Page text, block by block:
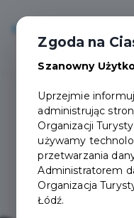
Zgoda na
Szanowny
Uprzejmie
administrując
Organizacji
używamy
przetwarzania
Administratorem
Organizacja
Łódź.